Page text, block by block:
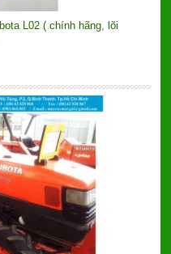
L02 ( chính hãng, lõi